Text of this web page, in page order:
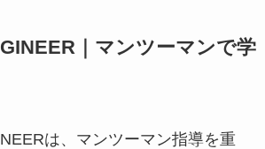
｜マンツーマンで学
は、マンツーマン指導を重